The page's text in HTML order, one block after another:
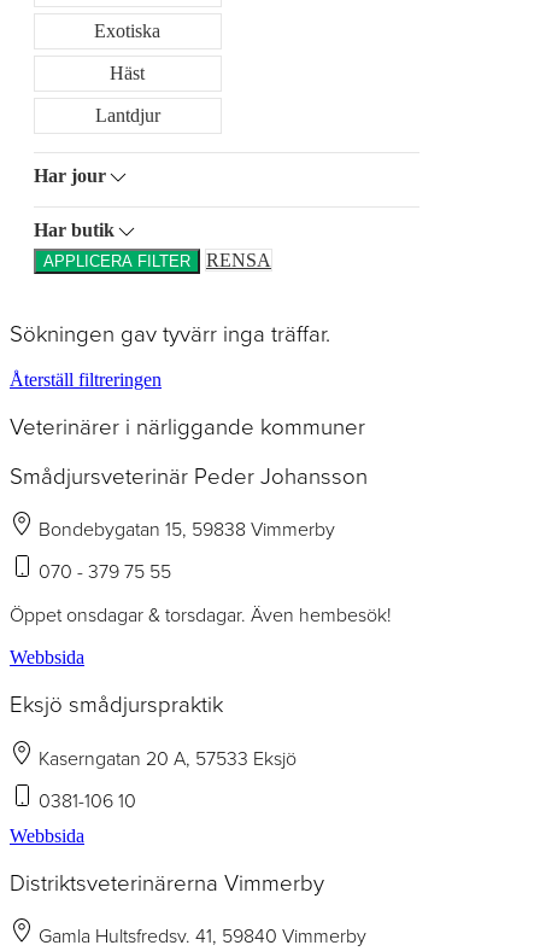
Exotiska
Häst
Lantdjur
Har jour
Har butik
APPLICERA FILTER RENSA
Sökningen gav tyvärr inga träffar.
Återställ filtreringen
Veterinärer i närliggande kommuner
Smådjursveterinär Peder Johansson
Bondebygatan 15, 59838 Vimmerby
070 - 379 75 55
Öppet onsdagar & torsdagar. Även hembesök!
Webbsida
Eksjö smådjurspraktik
Kaserngatan 20 A, 57533 Eksjö
0381-106 10
Webbsida
Distriktsveterinärerna Vimmerby
Gamla Hultsfredsv. 41, 59840 Vimmerby